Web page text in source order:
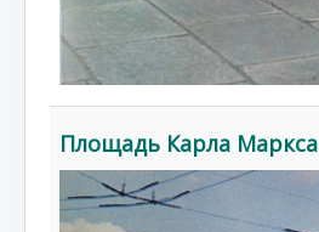
Площадь Карла Маркса